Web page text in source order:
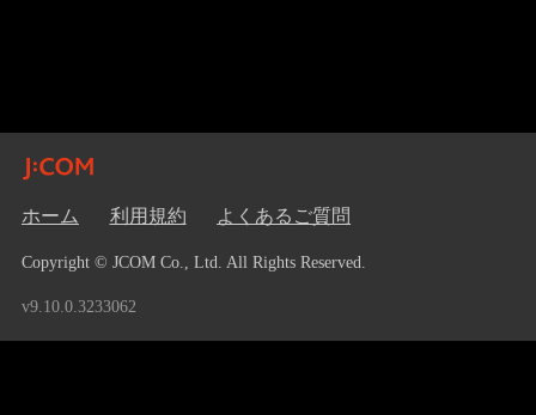
ホーム 利用規約 よくあるご質問
Copyright © JCOM Co., Ltd. All Rights Reserved.
v9.10.0.3233062